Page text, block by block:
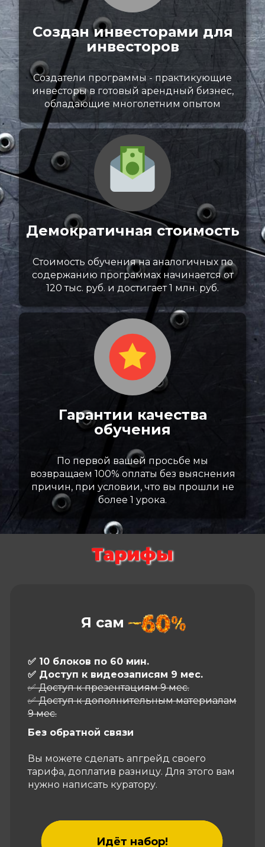
Создан инвесторами для
инвесторов
Создатели программы - практикующие
инвесторы в готовый арендный бизнес,
обладающие многолетним опытом
Демократичная стоимость
Стоимость обучения на аналогичных по
содержанию программах начинается от
120 тыс. руб. и достигает 1 млн. руб.
Гарантии качества
обучения
По первой вашей просьбе мы
возвращаем 100% оплаты без выяснения
причин, при условии, что вы прошли не
более 1 урока.
Тарифы
Я сам
✅ 10 блоков по 60 мин.
✅ Доступ к видеозаписям 9 мес.
✅ Доступ к презентациям 9 мес.
✅ Доступ к дополнительным материалам
9 мес.
Без обратной связи
Вы можете сделать апгрейд своего
тарифа, доплатив разницу. Для этого вам
нужно написать куратору.
Идёт набор!